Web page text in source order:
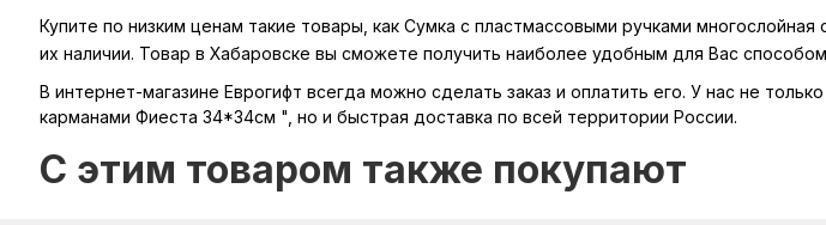
Купите по низким ценам такие товары, как Сумка с пластмассовыми ручками
их наличии. Товар в Хабаровске вы сможете получить наиболее удобным для Вас
В интернет-магазине Еврогифт всегда можно сделать заказ и оплатить его. У нас не
карманами Фиеста 34*34см ", но и быстрая доставка по всей территории России.
C этим товаром также покупают